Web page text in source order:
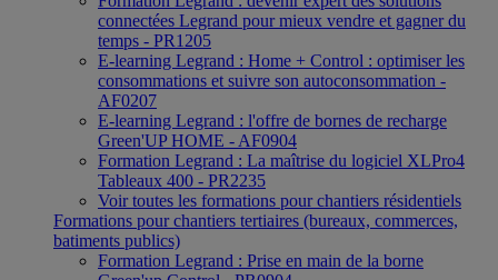
connectées Legrand pour mieux vendre et gagner du
temps - PR1205
E-learning Legrand : Home + Control : optimiser les
consommations et suivre son autoconsommation -
AF0207
E-learning Legrand : l'offre de bornes de recharge
Green'UP HOME - AF0904
Formation Legrand : La maîtrise du logiciel XLPro4
Tableaux 400 - PR2235
Voir toutes les formations pour chantiers résidentiels
Formations pour chantiers tertiaires (bureaux, commerces,
batiments publics)
Formation Legrand : Prise en main de la borne